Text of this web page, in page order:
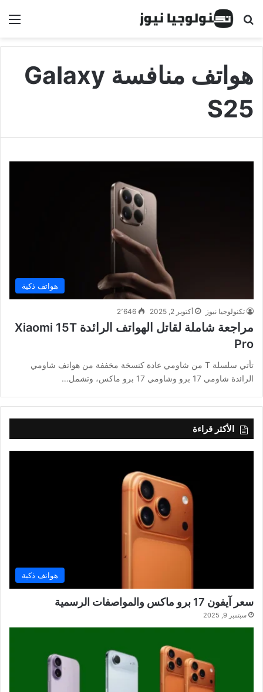
البحث عن
هواتف منافسة Galaxy
S25
هواتف ذكية
تكنولوجيا نيوز أكتوبر 2, 2025 2٬646
مراجعة شاملة لقاتل الهواتف الرائدة Xiaomi 15T
Pro
تأتي سلسلة T من شاومي عادة كنسخة مخففة من هواتف شاومي
الرائدة شاومي 17 برو وشاومي 17 برو ماكس، وتشمل…
الأكثر قراءة
هواتف ذكية
سعر آيفون 17 برو ماكس والمواصفات الرسمية
سبتمبر 9, 2025